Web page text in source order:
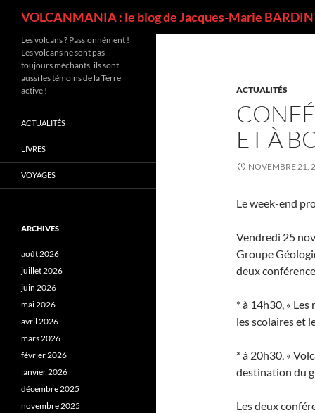
VOLCANMANIA : le blog de Jacques-Marie
ACTUALITÉS
ET À
NOVEMBRE 21,
Le week-end
Vendredi 25
Groupe
deux
* à 14h30, «
les scolaires et
* à 20h30, «
destination du
Les deux
Les volcans ? Passionnément !
Les volcans ne sont pas
toujours méchants, ils sont
aussi les témoins de la Terre
active !
ACTUALITÉS
LIVRES
VOYAGES
ARCHIVES
août 2026
juillet 2026
juin 2026
mai 2026
avril 2026
mars 2026
février 2026
janvier 2026
décembre 2025
novembre 2025